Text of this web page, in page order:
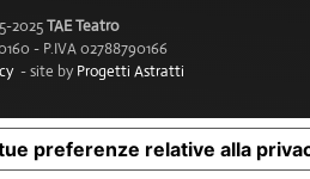
2025TAE Teatro
- P.IVA 02788790166
- site byProgetti Astratti
preferenze relative alla